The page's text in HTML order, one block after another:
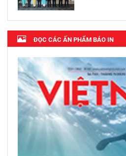
ĐỌC CÁC ẤN PHẨM BÁO IN